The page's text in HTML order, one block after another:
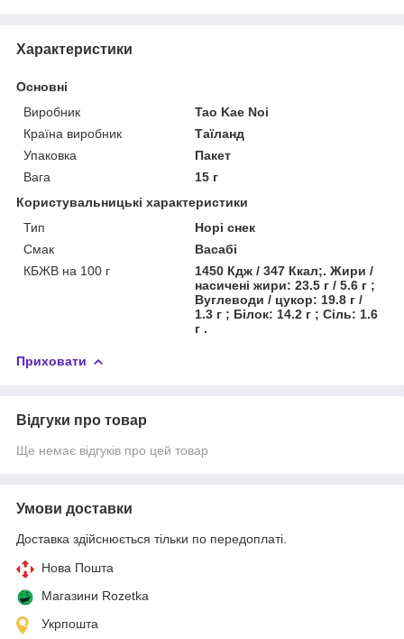
Характеристики
Основні
Виробник
Tao Kae Noi
Країна виробник
Таїланд
Упаковка
Пакет
Вага
15 г
Користувальницькі характеристики
Тип
Норі снек
Смак
Васабі
КБЖВ на 100 г
1450 Кдж / 347 Ккал;. Жири /
насичені жири: 23.5 г / 5.6 г ;
Вуглеводи / цукор: 19.8 г /
1.3 г ; Білок: 14.2 г ; Сіль: 1.6
г .
Приховати
Відгуки про товар
Ще немає відгуків про цей товар
Умови доставки
Доставка здійснюється тільки по передоплаті.
Нова Пошта
Магазини Rozetka
Укрпошта